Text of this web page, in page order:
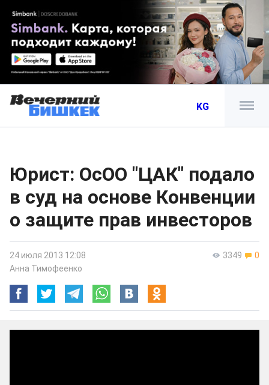
KG
Юрист: ОсОО "ЦАК" подало
в суд на основе Конвенции
о защите прав инвесторов
3349 0
24 июля 2013 12:08
Анна Тимофеенко